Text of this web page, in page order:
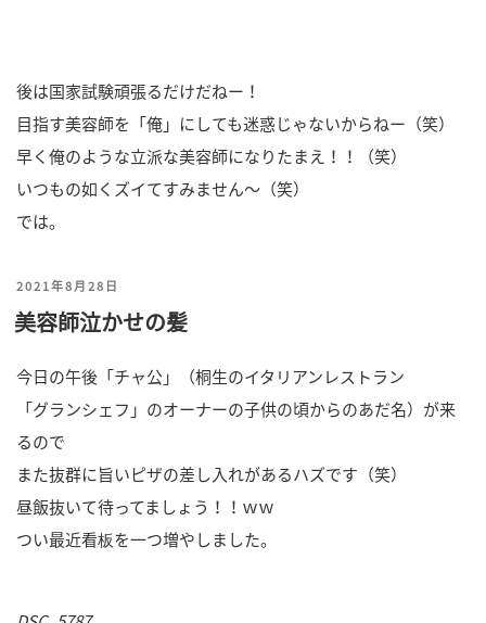
後は国家試験頑張るだけだねー！
目指す美容師を「俺」にしても迷惑じゃないからねー（笑）
早く俺のような立派な美容師になりたまえ！！（笑）
いつもの如くズイてすみません～（笑）
では。
投
稿
2021年8月28日
美容師泣かせの髪
今日の午後「チャ公」（桐生のイタリアンレストラン
「グランシェフ」のオーナーの子供の頃からのあだ名）が来
るので
また抜群に旨いピザの差し入れがあるハズです（笑）
昼飯抜いて待ってましょう！！ｗｗ
つい最近看板を一つ増やしました。